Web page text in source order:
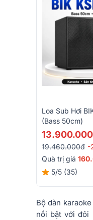
Loa Sub Hơi
(bass 50cm)
19.460.000đ -
Quà trị giá
5/5 (35)
Bộ dàn
nổi bật với đôi